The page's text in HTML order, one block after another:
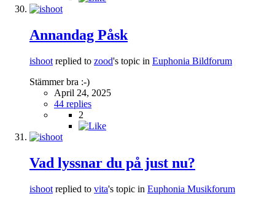
Annandag Påsk
ishoot replied to zood's topic in Euphonia Bildforum
Stämmer bra :-)
April 24, 2025
44 replies
2
Vad lyssnar du på just nu?
ishoot replied to vita's topic in Euphonia Musikforum